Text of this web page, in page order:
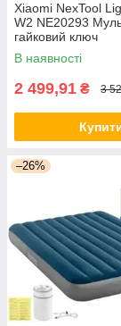
Xiaomi NexTool
W2 NE20293
гайковий ключ
В наявності
2 499,91 ₴ 3
–26%